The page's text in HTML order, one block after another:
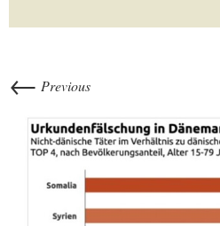
← Previous